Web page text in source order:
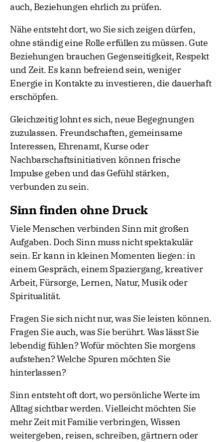
auch, Beziehungen ehrlich zu prüfen.
Nähe entsteht dort, wo Sie sich zeigen dürfen,
ohne ständig eine Rolle erfüllen zu müssen. Gute
Beziehungen brauchen Gegenseitigkeit, Respekt
und Zeit. Es kann befreiend sein, weniger
Energie in Kontakte zu investieren, die dauerhaft
erschöpfen.
Gleichzeitig lohnt es sich, neue Begegnungen
zuzulassen. Freundschaften, gemeinsame
Interessen, Ehrenamt, Kurse oder
Nachbarschaftsinitiativen können frische
Impulse geben und das Gefühl stärken,
verbunden zu sein.
Sinn finden ohne Druck
Viele Menschen verbinden Sinn mit großen
Aufgaben. Doch Sinn muss nicht spektakulär
sein. Er kann in kleinen Momenten liegen: in
einem Gespräch, einem Spaziergang, kreativer
Arbeit, Fürsorge, Lernen, Natur, Musik oder
Spiritualität.
Fragen Sie sich nicht nur, was Sie leisten können.
Fragen Sie auch, was Sie berührt. Was lässt Sie
lebendig fühlen? Wofür möchten Sie morgens
aufstehen? Welche Spuren möchten Sie
hinterlassen?
Sinn entsteht oft dort, wo persönliche Werte im
Alltag sichtbar werden. Vielleicht möchten Sie
mehr Zeit mit Familie verbringen, Wissen
weitergeben, reisen, schreiben, gärtnern oder